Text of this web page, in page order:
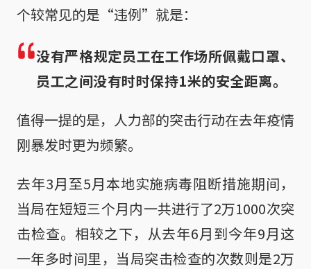
个较常见的是“违例”就是：
没有严格规定员工在工作场所佩戴口罩、
员工之间没有时时保持1米的安全距离。
值得一提的是，人力部的突击行动在去年疫情
刚暴发时更为频繁。
去年3月至5月本地实施病毒阻断措施期间，
当局在短短三个月内一共进行了2万1000次突
击检查。相较之下，从去年6月到今年9月这
一年多时间里，当局突击检查的次数则是2万